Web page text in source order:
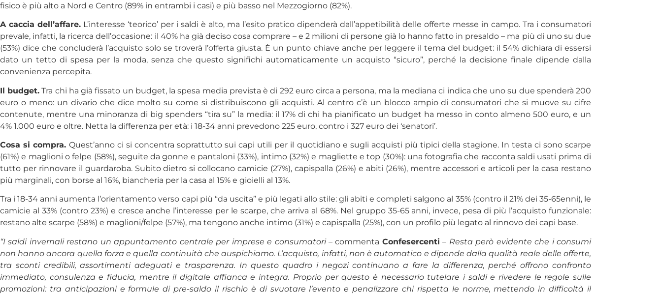
fisico è più alto a Nord e Centro (89% in entrambi i casi) e più basso nel Mezzogiorno (82%).
A caccia dell’affare. L’interesse ‘teorico’ per i saldi è alto, ma l’esito pratico dipenderà dall’appetibilità delle offerte messe in campo. Tra i consumatori
prevale, infatti, la ricerca dell’occasione: il 40% ha già deciso cosa comprare – e 2 milioni di persone già lo hanno fatto in presaldo – ma più di uno su due
(53%) dice che concluderà l’acquisto solo se troverà l’offerta giusta. È un punto chiave anche per leggere il tema del budget: il 54% dichiara di essersi
dato un tetto di spesa per la moda, senza che questo significhi automaticamente un acquisto “sicuro”, perché la decisione finale dipende dalla
convenienza percepita.
Il budget. Tra chi ha già fissato un budget, la spesa media prevista è di 292 euro circa a persona, ma la mediana ci indica che uno su due spenderà 200
euro o meno: un divario che dice molto su come si distribuiscono gli acquisti. Al centro c’è un blocco ampio di consumatori che si muove su cifre
contenute, mentre una minoranza di big spenders “tira su” la media: il 17% di chi ha pianificato un budget ha messo in conto almeno 500 euro, e un
4% 1.000 euro e oltre. Netta la differenza per età: i 18-34 anni prevedono 225 euro, contro i 327 euro dei ‘senatori’.
Cosa si compra.Quest’anno ci si concentra soprattutto sui capi utili per il quotidiano e sugli acquisti più tipici della stagione. In testa ci sono scarpe
(61%) e maglioni o felpe (58%), seguite da gonne e pantaloni (33%), intimo (32%) e magliette e top (30%): una fotografia che racconta saldi usati prima di
tutto per rinnovare il guardaroba. Subito dietro si collocano camicie (27%), capispalla (26%) e abiti (26%), mentre accessori e articoli per la casa restano
più marginali, con borse al 16%, biancheria per la casa al 15% e gioielli al 13%.
Tra i 18-34 anni aumenta l’orientamento verso capi più “da uscita” e più legati allo stile: gli abiti e completi salgono al 35% (contro il 21% dei 35-65enni), le
camicie al 33% (contro 23%) e cresce anche l’interesse per le scarpe, che arriva al 68%. Nel gruppo 35-65 anni, invece, pesa di più l’acquisto funzionale:
restano alte scarpe (58%) e maglioni/felpe (57%), ma tengono anche intimo (31%) e capispalla (25%), con un profilo più legato al rinnovo dei capi base.
“I saldi invernali restano un appuntamento centrale per imprese e consumatori –commenta Confesercenti – Resta però evidente che i consumi
non hanno ancora quella forza e quella continuità che auspichiamo. L’acquisto, infatti, non è automatico e dipende dalla qualità reale delle offerte,
tra sconti credibili, assortimenti adeguati e trasparenza. In questo quadro i negozi continuano a fare la differenza, perché offrono confronto
immediato, consulenza e fiducia, mentre il digitale affianca e integra. Proprio per questo è necessario tutelare i saldi e rivedere le regole sulle
promozioni: tra anticipazioni e formule di pre-saldo il rischio è di svuotare l’evento e penalizzare chi rispetta le norme, mettendo in difficoltà il